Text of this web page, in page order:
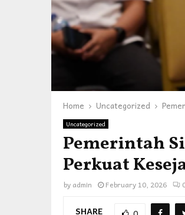
Home Uncategorized
Uncategorized
Pemerintah
Perkuat
by admin February 10, 2026
SHARE